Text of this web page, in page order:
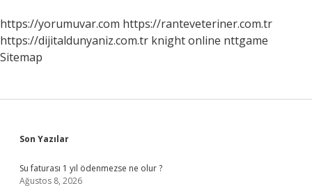
https://yorumuvar.com https://ranteveteriner.com.tr
https://dijitaldunyaniz.com.tr knight online nttgame
Sitemap
Sidebar
Son Yazılar
Su faturası 1 yıl ödenmezse ne olur ?
Ağustos 8, 2026